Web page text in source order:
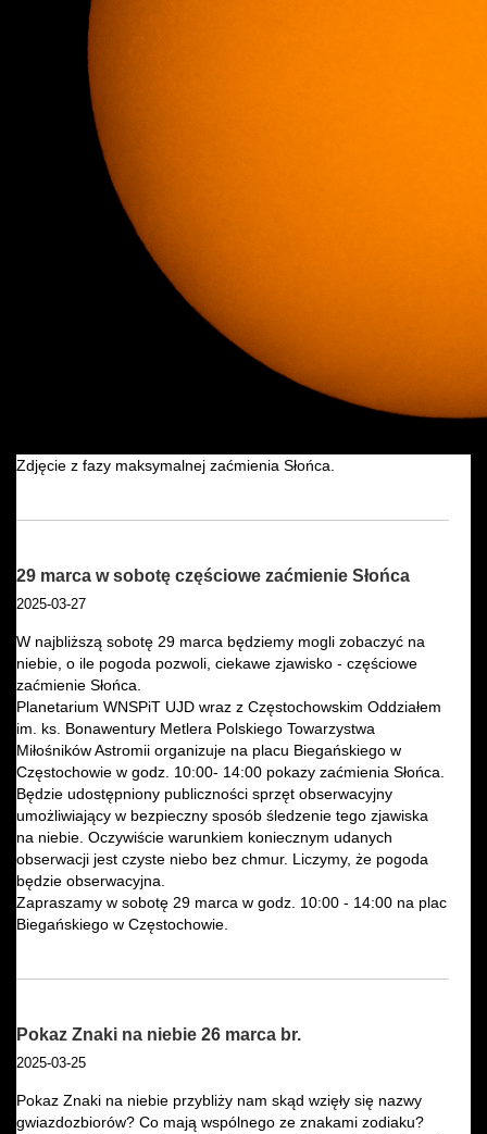
Zdjęcie z fazy maksymalnej zaćmienia Słońca.
29 marca w sobotę częściowe zaćmienie Słońca
2025-03-27
W najbliższą sobotę 29 marca będziemy mogli zobaczyć na
niebie, o ile pogoda pozwoli, ciekawe zjawisko - częściowe
zaćmienie Słońca.
Planetarium WNSPiT UJD wraz z Częstochowskim Oddziałem
im. ks. Bonawentury Metlera Polskiego Towarzystwa
Miłośników Astromii organizuje na placu Biegańskiego w
Częstochowie w godz. 10:00- 14:00 pokazy zaćmienia Słońca.
Będzie udostępniony publiczności sprzęt obserwacyjny
umożliwiający w bezpieczny sposób śledzenie tego zjawiska
na niebie. Oczywiście warunkiem koniecznym udanych
obserwacji jest czyste niebo bez chmur. Liczymy, że pogoda
będzie obserwacyjna.
Zapraszamy w sobotę 29 marca w godz. 10:00 - 14:00 na plac
Biegańskiego w Częstochowie.
Pokaz Znaki na niebie 26 marca br.
2025-03-25
Pokaz Znaki na niebie przybliży nam skąd wzięły się nazwy
gwiazdozbiorów? Co mają wspólnego ze znakami zodiaku?